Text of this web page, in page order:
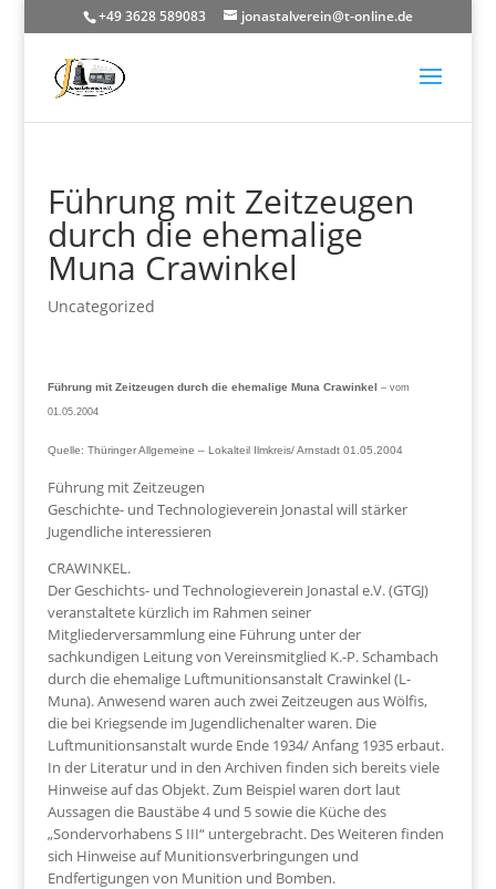
+49 3628 589083 jonastalverein@t-online.de
Führung mit Zeitzeugen
durch die ehemalige
Muna Crawinkel
Uncategorized
Führung mit Zeitzeugen durch die ehemalige Muna Crawinkel – vom
01.05.2004
Quelle: Thüringer Allgemeine – Lokalteil Ilmkreis/ Arnstadt 01.05.2004
Führung mit Zeitzeugen
Geschichte- und Technologieverein Jonastal will stärker
Jugendliche interessieren
CRAWINKEL.
Der Geschichts- und Technologieverein Jonastal e.V. (GTGJ)
veranstaltete kürzlich im Rahmen seiner
Mitgliederversammlung eine Führung unter der
sachkundigen Leitung von Vereinsmitglied K.-P. Schambach
durch die ehemalige Luftmunitionsanstalt Crawinkel (L-
Muna). Anwesend waren auch zwei Zeitzeugen aus Wölfis,
die bei Kriegsende im Jugendlichenalter waren. Die
Luftmunitionsanstalt wurde Ende 1934/ Anfang 1935 erbaut.
In der Literatur und in den Archiven finden sich bereits viele
Hinweise auf das Objekt. Zum Beispiel waren dort laut
Aussagen die Baustäbe 4 und 5 sowie die Küche des
„Sondervorhabens S III“ untergebracht. Des Weiteren finden
sich Hinweise auf Munitionsverbringungen und
Endfertigungen von Munition und Bomben.